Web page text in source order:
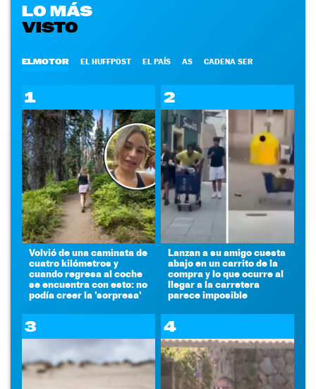
LO MÁS
VISTO
ELMOTOR EL HUFFPOST EL PAÍS AS CADENA SER
1
Volvió de una caminata de
cuatro kilómetros y
cuando regresa al coche
se encuentra con esto: no
podía creer la 'sorpresa'
2
Lanzan a su amigo cuesta
abajo en un carrito de la
compra y lo que ocurre al
llegar a la carretera
parece imposible
3 4